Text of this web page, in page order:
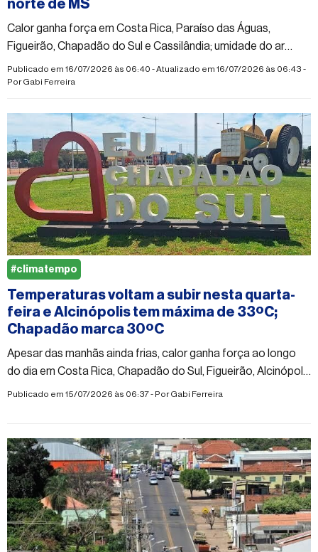
norte de MS
Calor ganha força em Costa Rica, Paraíso das Águas,
Figueirão, Chapadão do Sul e Cassilândia; umidade do ar
pode cair para 30%
Publicado em 16/07/2026 às 06:40 - Atualizado em 16/07/2026 às 06:43 -
PorGabi Ferreira
Temperaturas voltam a subir nesta quarta-
feira e Alcinópolis tem máxima de 33ºC;
Chapadão marca 30ºC
Apesar das manhãs ainda frias, calor ganha força ao longo
do dia em Costa Rica, Chapadão do Sul, Figueirão, Alcinópolis
e Paraíso das Águas; umidade do ar pode cair para 20%
Publicado em 15/07/2026 às 06:37 - PorGabi Ferreira
#climatempo